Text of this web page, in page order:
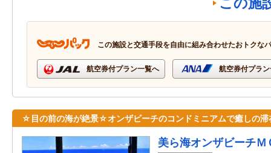
この施設と交通手段を自由に組み合わせたおトクな
航空券付プラン一覧へ 航空券付プラ
☆目の前の海が絶景☆オンザビーチのコンドミニアムで癒しの滞
美ら海オンザビーチＭ